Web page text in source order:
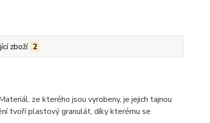
zboží 2
ze kterého jsou vyrobeny, je jejich tajnou
tvoří plastový granulát, díky kterému se